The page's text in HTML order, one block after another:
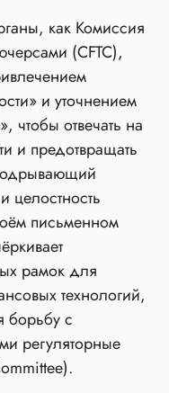
как Комиссия
(CFTC),
и уточнением
чтобы отвечать на
и предотвращать
целостность
письменном
рамок для
технологий,
с
регуляторные